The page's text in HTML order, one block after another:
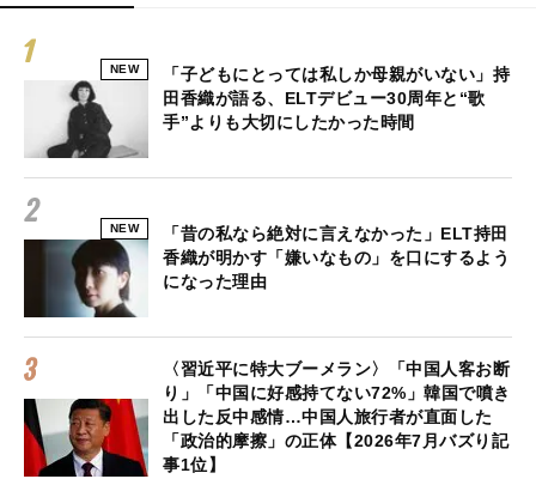
NEW
「子どもにとっては私しか母親がいない」持
田香織が語る、ELTデビュー30周年と“歌
手”よりも大切にしたかった時間
NEW
「昔の私なら絶対に言えなかった」ELT持田
香織が明かす「嫌いなもの」を口にするよう
になった理由
〈習近平に特大ブーメラン〉「中国人客お断
り」「中国に好感持てない72%」韓国で噴き
出した反中感情…中国人旅行者が直面した
「政治的摩擦」の正体【2026年7月バズり記
事1位】